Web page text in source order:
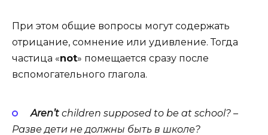
При этом общие вопросы могут содержать
отрицание, сомнение или удивление. Тогда
частица «not» помещается сразу после
вспомогательного глагола.
Aren’tchil­dren sup­posed to be at school? –
Разведети недолжны быть в школе?